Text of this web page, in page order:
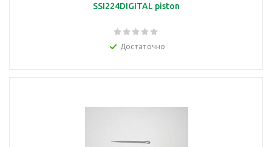
SSI224DIGITAL piston
Достаточно